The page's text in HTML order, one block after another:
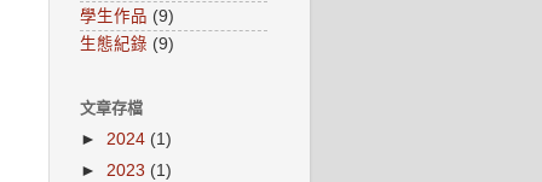
學生作品 (9)
生態紀錄 (9)
文章存檔
► 2024 (1)
► 2023 (1)